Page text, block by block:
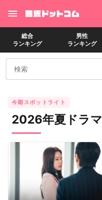
総合
ランキング
男性
ランキング
今期スポットライト
2026年夏ドラマ